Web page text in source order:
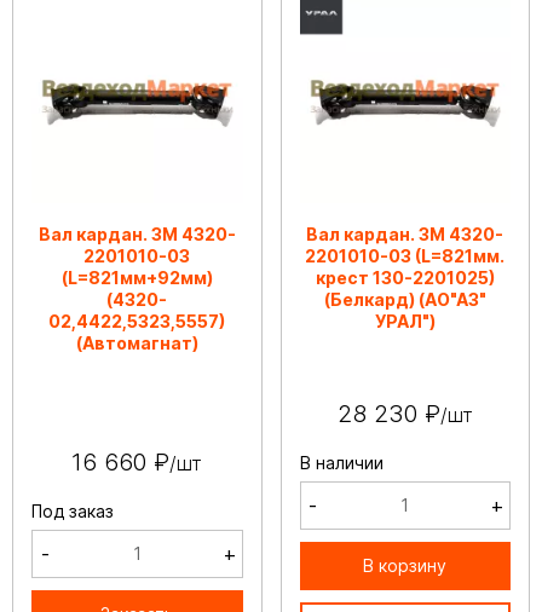
Вал кардан. ЗМ 4320-
2201010-03
(L=821мм+92мм)
(4320-
02,4422,5323,5557)
(Автомагнат)
16 660 ₽/шт
Под заказ
- +
Вал кардан. ЗМ 4320-
2201010-03 (L=821мм.
крест 130-2201025)
(Белкард) (АО"АЗ"
УРАЛ")
28 230 ₽/шт
В наличии
- +
В корзину